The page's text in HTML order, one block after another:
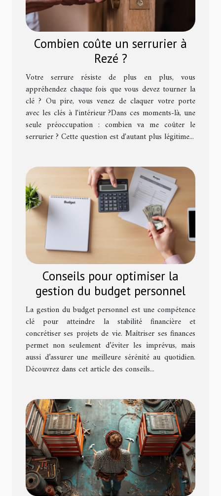
Combien coûte un serrurier à
Rezé ?
Votre serrure résiste de plus en plus, vous
appréhendez chaque fois que vous devez tourner la
clé ? Ou pire, vous venez de claquer votre porte
avec les clés à l'intérieur ?Dans ces moments-là, une
seule préoccupation : combien va me coûter le
serrurier ? Cette question est d'autant plus légitime...
Conseils pour optimiser la
gestion du budget personnel
La gestion du budget personnel est une compétence
clé pour atteindre la stabilité financière et
concrétiser ses projets de vie. Maîtriser ses finances
permet non seulement d’éviter les imprévus, mais
aussi d’assurer une meilleure sérénité au quotidien.
Découvrez dans cet article des conseils...